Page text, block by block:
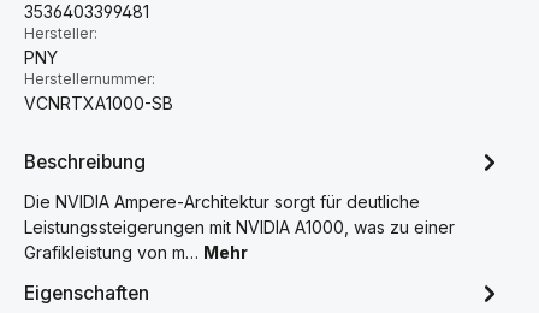
3536403399481
Hersteller:
PNY
Herstellernummer:
VCNRTXA1000-SB
Beschreibung
Die NVIDIA Ampere-Architektur sorgt für deutliche
Leistungssteigerungen mit NVIDIA A1000, was zu einer
Grafikleistung von m… Mehr
Eigenschaften